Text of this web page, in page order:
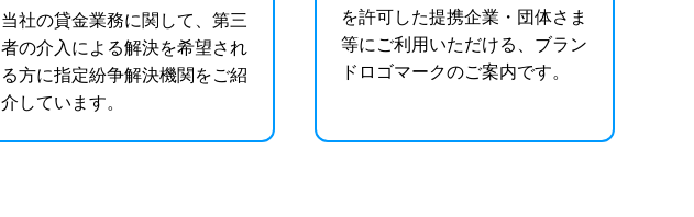
当社の貸金業務に関して、第三
者の介入による解決を希望され
る方に指定紛争解決機関をご紹
介しています。
を許可した提携企業・団体さま
等にご利用いただける、ブラン
ドロゴマークのご案内です。